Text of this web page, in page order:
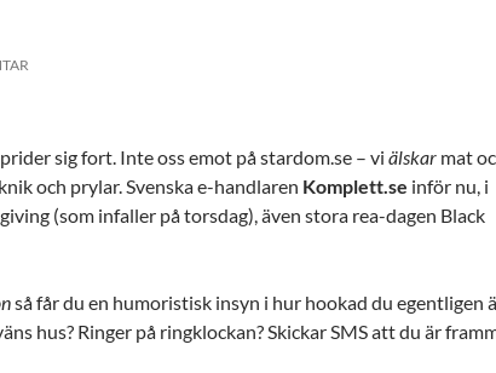
sig fort. Inte oss emot på stardom.se – vi älskar mat
och prylar. Svenska e-handlaren Komplett.se inför nu, i
(som infaller på torsdag), även stora rea-dagen Black
så får du en humoristisk insyn i hur hookad du egentligen
hus? Ringer på ringklockan? Skickar SMS att du är